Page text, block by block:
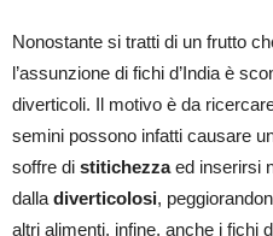
Nonostante si tratti di un frutto
l’assunzione di fichi d’India è
diverticoli. Il motivo è da
semini possono infatti causare
soffre di stitichezzaed inserirsi
dalla diverticolosi,
altri alimenti, infine, anche i fichi